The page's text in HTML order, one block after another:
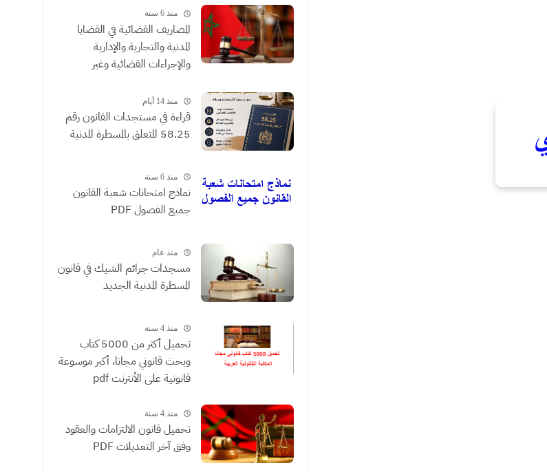
منذ 6 سنة
المصاريف القضائية في القضايا
المدنية والتجارية والإدارية
والإجراءات القضائية وغير
الموثقون
منذ 14 أيام
​قراءة في مستجدات القانون رقم
58.25 المتعلق بالمسطرة المدنية
منذ 6 سنة
نماذج امتحانات شعبة القانون
جميع الفصول PDF
منذ عام
مسجدات جرائم الشيك في قانون
المسطرة المدنية الجديد
منذ 4 سنة
تحميل أكثر من 5000 كتاب
وبحث قانوني مجانا، أكبر موسوعة
قانونية على الأنترنت pdf
منذ 4 سنة
تحميل قانون الالتزامات والعقود
وفق آخر التعديلات PDF